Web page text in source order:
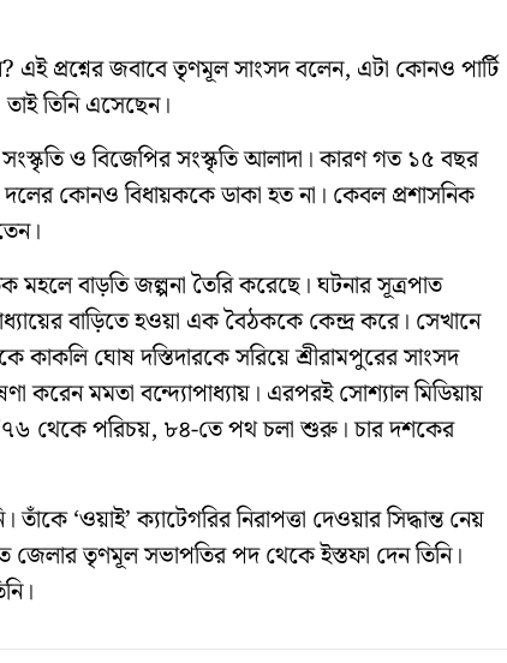
এই প্রশ্নের জবাবে তৃণমূল সাংসদ বলেন, এটা কোনও পার্টি
তিনি এসেছেন।
ও বিজেপির সংস্কৃতি আলাদা। কারণ গত ১৫ বছর
কোনও বিধায়ককে ডাকা হত না। কেবল প্রশাসনিক
মহলে বাড়তি জল্পনা তৈরি করেছে। ঘটনার সূত্রপাত
বাড়িতে হওয়া এক বৈঠককে কেন্দ্র করে। সেখানে
ঘোষ দস্তিদারকে সরিয়ে শ্রীরামপুরের সাংসদ
করেন মমতা বন্দ্যোপাধ্যায়। এরপরই সোশ্যাল মিডিয়ায়
থেকে পরিচয়, ৮৪-তে পথ চলা শুরু। চার দশকের
‘ওয়াই’ ক্যাটেগরির নিরাপত্তা দেওয়ার সিদ্ধান্ত নেয়
জেলার তৃণমূল সভাপতির পদ থেকে ইস্তফা দেন তিনি।